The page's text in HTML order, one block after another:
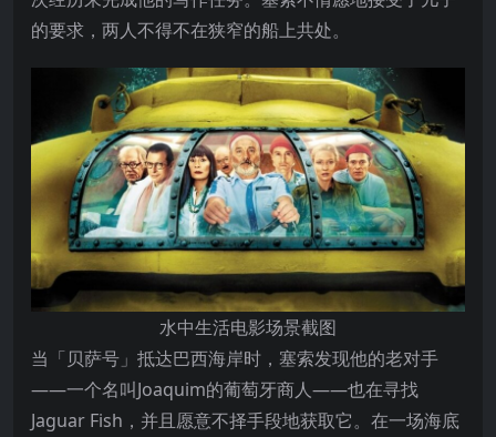
的要求，两人不得不在狭窄的船上共处。
水中生活电影场景截图
当「贝萨号」抵达巴西海岸时，塞索发现他的老对手
——一个名叫Joaquim的葡萄牙商人——也在寻找
Jaguar Fish，并且愿意不择手段地获取它。在一场海底